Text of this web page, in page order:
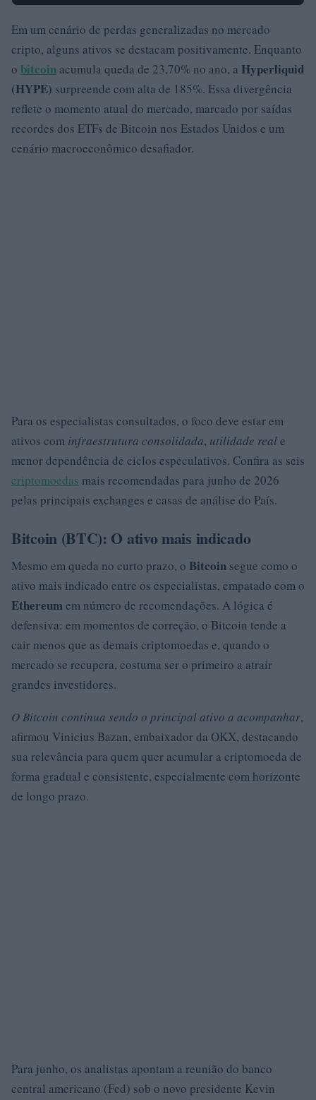
Em um cenário de perdas generalizadas no mercado
cripto, alguns ativos se destacam positivamente. Enquanto
o bitcoin acumula queda de 23,70% no ano, a Hyperliquid
(HYPE) surpreende com alta de 185%. Essa divergência
reflete o momento atual do mercado, marcado por saídas
recordes dos ETFs de Bitcoin nos Estados Unidos e um
cenário macroeconômico desafiador.
Para os especialistas consultados, o foco deve estar em
ativos com infraestrutura consolidada, utilidade reale
menor dependência de ciclos especulativos. Confira as seis
criptomoedas mais recomendadas para junho de 2026
pelas principais exchanges e casas de análise do País.
Bitcoin (BTC): O ativo mais indicado
Mesmo em queda no curto prazo, o Bitcoin segue como o
ativo mais indicado entre os especialistas, empatado com o
Ethereumem número de recomendações. A lógica é
defensiva: em momentos de correção, o Bitcoin tende a
cair menos que as demais criptomoedas e, quando o
mercado se recupera, costuma ser o primeiro a atrair
grandes investidores.
O Bitcoin continua sendo o principal ativo a acompanhar,
afirmou Vinicius Bazan, embaixador da OKX, destacando
sua relevância para quem quer acumular a criptomoeda de
forma gradual e consistente, especialmente com horizonte
de longo prazo.
Para junho, os analistas apontam a reunião do banco
central americano (Fed) sob o novo presidente Kevin